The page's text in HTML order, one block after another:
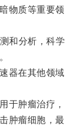
物质等重要领
和分析，科学
器在其他领域
肿瘤治疗，
肿瘤细胞，最